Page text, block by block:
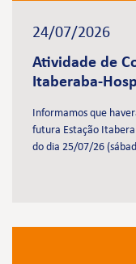
24/07/2026
Atividade de
Itaberaba-
Informamos que
futura Estação
do dia 25/07/26